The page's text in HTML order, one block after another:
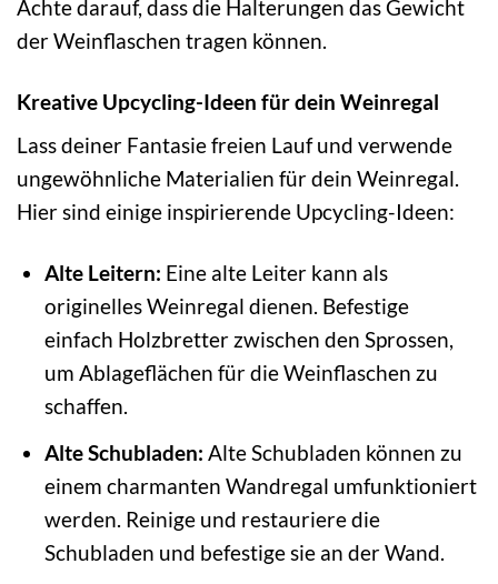
Achte darauf, dass die Halterungen das Gewicht
der Weinflaschen tragen können.
Kreative Upcycling-Ideen für dein Weinregal
Lass deiner Fantasie freien Lauf und verwende
ungewöhnliche Materialien für dein Weinregal.
Hier sind einige inspirierende Upcycling-Ideen:
Alte Leitern: Eine alte Leiter kann als
originelles Weinregal dienen. Befestige
einfach Holzbretter zwischen den Sprossen,
um Ablageflächen für die Weinflaschen zu
schaffen.
Alte Schubladen: Alte Schubladen können zu
einem charmanten Wandregal umfunktioniert
werden. Reinige und restauriere die
Schubladen und befestige sie an der Wand.